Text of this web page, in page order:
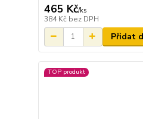
465 Kč/ks
384 Kč bez DPH
Přidat
TOP produkt